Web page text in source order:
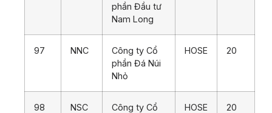
phần Đầu tư
Nam Long
97 NNC
Công ty Cổ
phần Đá Núi
Nhỏ
HOSE 20
98 NSC
Công ty Cổ
HOSE 20